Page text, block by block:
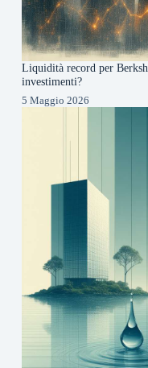
Liquidità record per
investimenti?
5 Maggio 2026